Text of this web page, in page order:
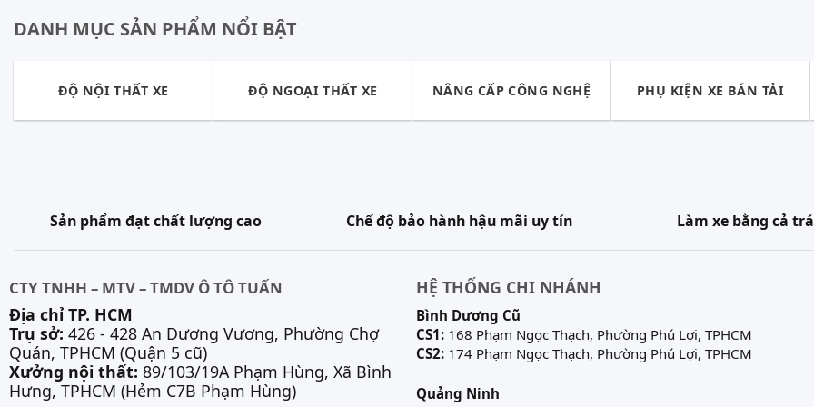
DANH MỤC SẢN PHẨM NỔI BẬT
ĐỘ NỘI THẤT XE ĐỘ NGOẠI THẤT XE NÂNG CẤP CÔNG NGHỆ PHỤ KIỆN XE BÁN TẢI
Sản phẩm đạt chất lượng cao Chế độ bảo hành hậu mãi uy tín Làm xe bằng cả
CTY TNHH – MTV – TMDV Ô TÔ TUẤN
Địa chỉ TP. HCM
Trụ sở: 426 - 428 An Dương Vương, Phường Chợ
Quán, TPHCM (Quận 5 cũ)
Xưởng nội thất: 89/103/19A Phạm Hùng, Xã Bình
Hưng, TPHCM (Hẻm C7B Phạm Hùng)
HỆ THỐNG CHI NHÁNH
Bình Dương Cũ
CS1:168 Phạm Ngọc Thạch, Phường Phú Lợi, TPHCM
CS2:174 Phạm Ngọc Thạch, Phường Phú Lợi, TPHCM
Quảng Ninh